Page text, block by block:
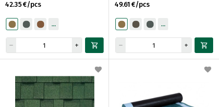
42.35 €/pcs 49.61 €/pcs